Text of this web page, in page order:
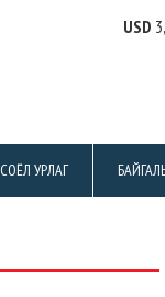
USD
СОЁЛ УРЛАГ